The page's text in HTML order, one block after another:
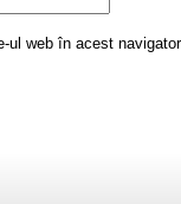
ul web în acest